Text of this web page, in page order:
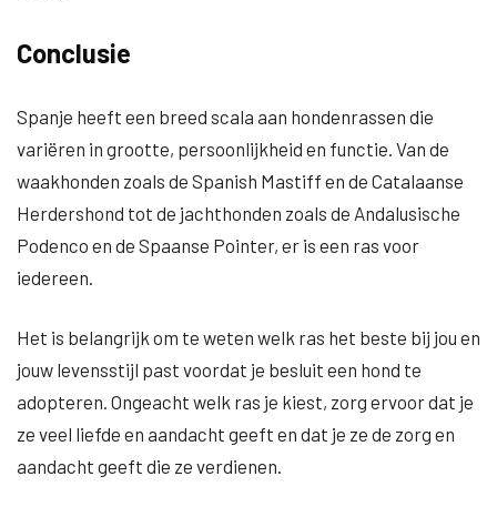
Conclusie
Spanje heeft een breed scala aan hondenrassen die
variëren in grootte, persoonlijkheid en functie. Van de
waakhonden zoals de Spanish Mastiff en de Catalaanse
Herdershond tot de jachthonden zoals de Andalusische
Podenco en de Spaanse Pointer, er is een ras voor
iedereen.
Het is belangrijk om te weten welk ras het beste bij jou en
jouw levensstijl past voordat je besluit een hond te
adopteren. Ongeacht welk ras je kiest, zorg ervoor dat je
ze veel liefde en aandacht geeft en dat je ze de zorg en
aandacht geeft die ze verdienen.